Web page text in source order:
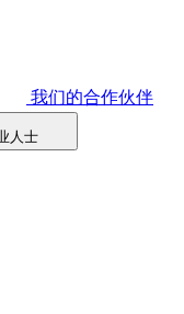
我们的合作伙伴
人士